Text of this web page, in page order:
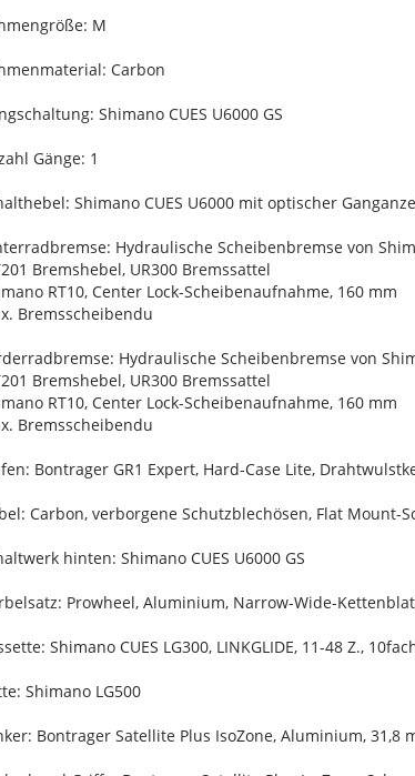
M
Carbon
Shimano CUES U6000 GS
Gänge: 1
Shimano CUES U6000 mit optischer
Hydraulische Scheibenbremse von
Bremshebel, UR300 Bremssattel
RT10, Center Lock-Scheibenaufnahme, 160 mm
Bremsscheibendu
Hydraulische Scheibenbremse von
Bremshebel, UR300 Bremssattel
RT10, Center Lock-Scheibenaufnahme, 160 mm
Bremsscheibendu
Bontrager GR1 Expert, Hard-Case Lite,
Carbon, verborgene Schutzblechösen, Flat Mount-
hinten: Shimano CUES U6000 GS
Prowheel, Aluminium, Narrow-Wide-
Shimano CUES LG300, LINKGLIDE, 11-48 Z.,
Shimano LG500
Bontrager Satellite Plus IsoZone, Aluminium, 31,8